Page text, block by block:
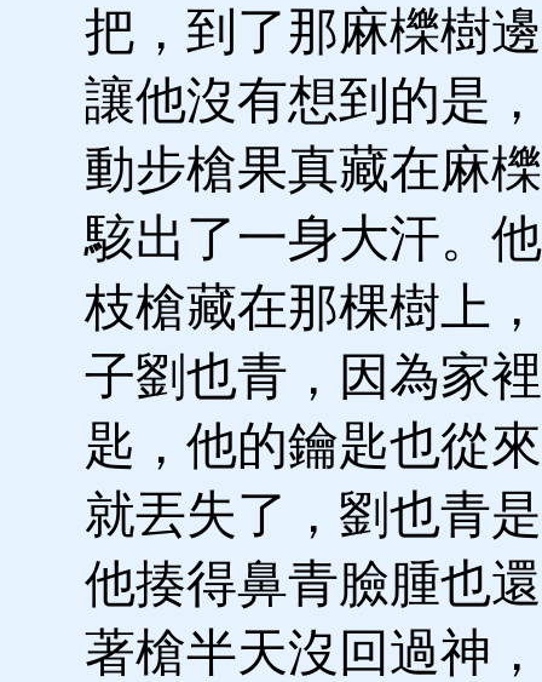
把，到了那麻櫟樹
讓他沒有想到的是
動步槍果真藏在麻
駭出了一身大汗。
枝槍藏在那棵樹上
子劉也青，因為家
匙，他的鑰匙也從
就丟失了，劉也青
他揍得鼻青臉腫也
著槍半天沒回過神